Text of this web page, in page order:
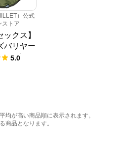
）公式
ストア
ックス】
バリヤー
ンポ
5.0
均が高い商品順に表示されます。
商品となります。